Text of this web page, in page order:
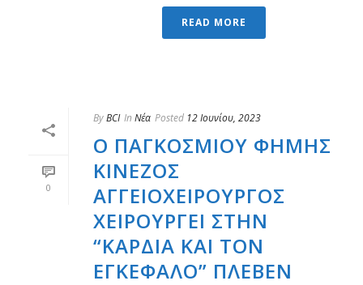
READ MORE
0
ByBCI In Νέα Posted 12 Ιουνίου, 2023
Ο ΠΑΓΚΟΣΜΊΟΥ ΦΉΜΗΣ
ΚΙΝΈΖΟΣ
ΑΓΓΕΙΟΧΕΙΡΟΥΡΓΌΣ
ΧΕΙΡΟΥΡΓΕΊ ΣΤΗΝ
“ΚΑΡΔΙΆ ΚΑΙ ΤΟΝ
ΕΓΚΈΦΑΛΟ” ΠΛΈΒΕΝ